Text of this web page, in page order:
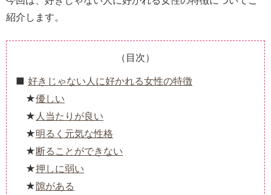
紹介します。
（目次）
好きじゃない人に好かれる女性の特徴
優しい
人当たりが良い
明るく元気な性格
断ることができない
押しに弱い
隙がある